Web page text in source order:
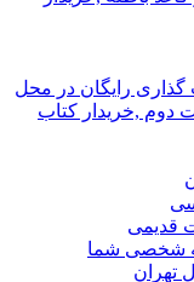
رایگان در محل
دوم ,خریدار کتاب
قدیمی
شخصی شما
تهران